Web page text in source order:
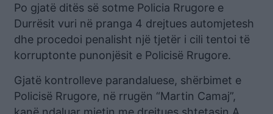
Po gjatë ditës së sotme Policia Rrugore e
Durrësit vuri në pranga 4 drejtues automjetesh
dhe procedoi penalisht një tjetër i cili tentoi të
korruptonte punonjësit e Policisë Rrugore.
Gjatë kontrolleve parandaluese, shërbimet e
Policisë Rrugore, në rrugën “Martin Camaj”,